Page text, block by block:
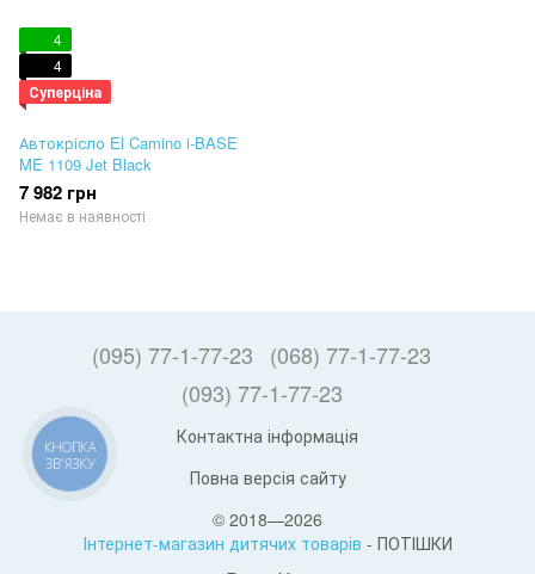
4
4
Суперціна
Автокрісло El Camino i-BASE
ME 1109 Jet Black
7 982 грн
Немає в наявності
(095) 77-1-77-23
(068) 77-1-77-23
(093) 77-1-77-23
Контактна інформація
Повна версія сайту
© 2018—2026
Інтернет-магазин дитячих товарів - ПОТІШКИ
КНОПКА
ЗВ'ЯЗКУ